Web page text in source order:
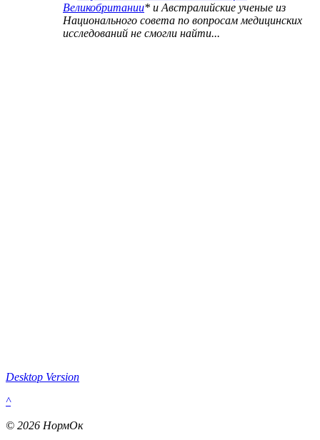
Великобритании* и Австралийские ученые из
Национального совета по вопросам медицинских
исследований не смогли найти...
Desktop Version
^
© 2026 НормОк